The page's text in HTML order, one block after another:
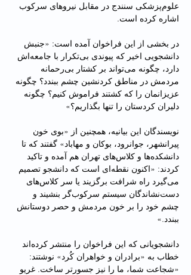
علوم‌پزشکی سنندج در مقابل نیروهای سرکوب
اشاره کرده است.
در بخشی از این فراخوان آمده است: «جنبش
دانشجویی اخیر که پیوندی بی‌تکرار با جامعه‌اش
دارد، چگونه می‌تواند بر کشتار بی‌رحمانه
مردمش در مناطق کردنشین چشم ببندد؟ چگونه
عزیزانمان را که کشتند فراموش کنیم؟ چگونه
دلیران کردستان را تنها بگذاریم؟»
نویسندگان این بیانیه، همچنین از «بوی خون
پیرانشهر، جوانرود، بوکان و مهاباد» گفتند که تا
دانشکده‌ها و کلاس‌های تهران هم آمده و تاکید
کردند: «اکنون نقطه‌ای است که دانشجو تصمیم
می‌گیرد راه شرافت برگزیند یا سر کلاس‌های
دست‌نشاندگان سیستم سرکوب‌گر بنشیند و
چشم خود را بر خون مردمش و حصر دوستانش
ببندد.»
دانشجویانی که این فراخوان را منتشر کرده‌اند
خطاب به «برادران و خواهران کُرد» نوشتند:
«شجاعت شما، ما را نیز جسورتر ساخت. غریو